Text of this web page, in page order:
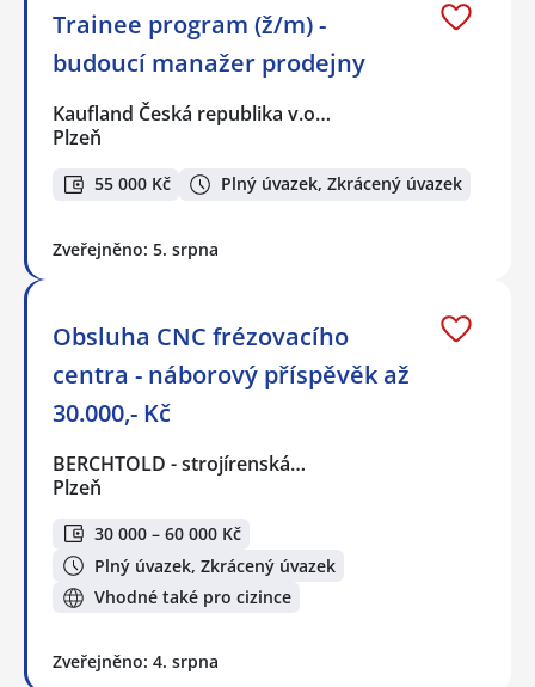
Trainee program (ž/m) -
budoucí manažer prodejny
Kaufland Česká republika v.o…
Plzeň
55 000 Kč Plný úvazek, Zkrácený úvazek
Zveřejněno: 5. srpna
Obsluha CNC frézovacího
centra - náborový příspěvěk až
30.000,- Kč
BERCHTOLD - strojírenská…
Plzeň
30 000 – 60 000 Kč
Plný úvazek, Zkrácený úvazek
Vhodné také pro cizince
Zveřejněno: 4. srpna